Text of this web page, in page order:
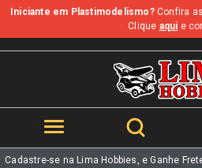
b
Iniciante em Plastimodelismo?Confira
Clique aqui e
Cadastre-se na Lima Hobbies, e Ganhe